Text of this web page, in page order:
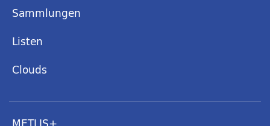
Sammlungen
Listen
Clouds